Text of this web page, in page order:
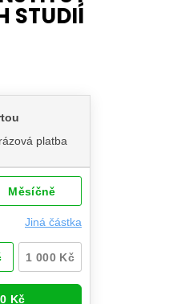
STUDIÍ